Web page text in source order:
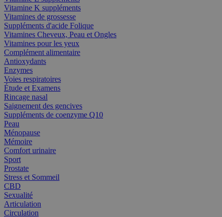
Vitamine K suppléments
Vitamines de grossesse
Suppléments d'acide Folique
Vitamines Cheveux, Peau et Ongles
Vitamines pour les yeux
Complément alimentaire
Antioxydants
Enzymes
Voies respiratoires
Étude et Examens
Rincage nasal
Saignement des gencives
Suppléments de coenzyme Q10
Peau
Ménopause
Mémoire
Comfort urinaire
Sport
Prostate
Stress et Sommeil
CBD
Sexualité
Articulation
Circulation